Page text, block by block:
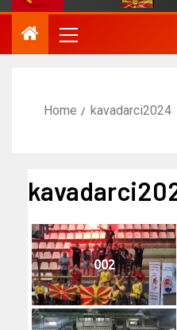
Home kavadarci2024
002